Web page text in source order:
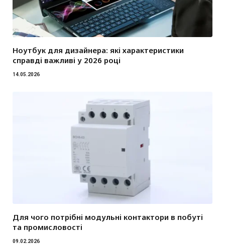
Ноутбук для дизайнера: які характеристики
справді важливі у 2026 році
14.05.2026
Для чого потрібні модульні контактори в побуті
та промисловості
09.02.2026